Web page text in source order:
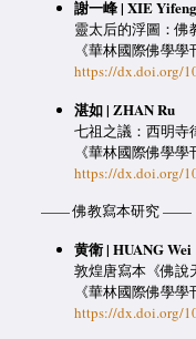
謝一峰 | XIE Yifeng
靈太后的浮圖：佛
《華林國際佛學
https://dx.doi.org/
湛如 | ZHAN Ru
七祖之議：西明
《華林國際佛學
https://dx.doi.org/
—— 佛教寫本研究 ——
黄衛 | HUANG Wei
敦煌唐寫本《佛說
《華林國際佛學
https://dx.doi.org/